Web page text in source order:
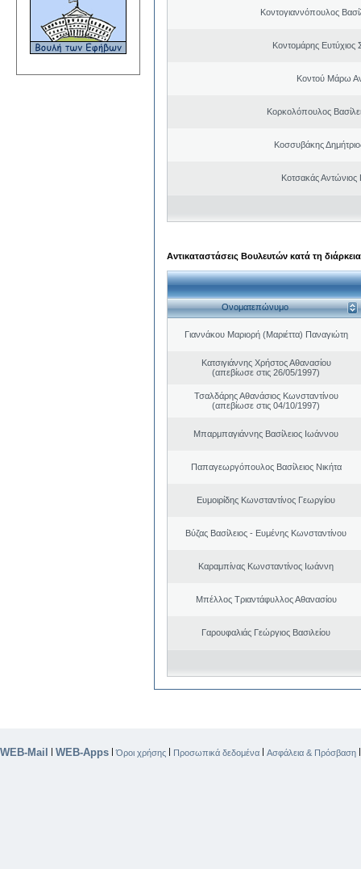
Κοντογιαννόπουλος
Κοντομάρης Ευτύχιος
Κοντού Μάρω
Κορκολόπουλος
Κοσσυβάκης
Κοτσακάς Αντώνιος
Αντικαταστάσεις Βουλευτών κατά τη
Ονοματεπώνυμο
Γιαννάκου Μαριορή (Μαριέττα) Παναγιώτη
Κατσιγιάννης Χρήστος Αθανασίου
(απεβίωσε στις 26/05/1997)
Τσαλδάρης Αθανάσιος Κωνσταντίνου
(απεβίωσε στις 04/10/1997)
Μπαρμπαγιάννης Βασίλειος Ιωάννου
Παπαγεωργόπουλος Βασίλειος Νικήτα
Ευμοιρίδης Κωνσταντίνος Γεωργίου
Βύζας Βασίλειος - Ευμένης Κωνσταντίνου
Καραμπίνας Κωνσταντίνος Ιωάννη
Μπέλλος Τριαντάφυλλος Αθανασίου
Γαρουφαλιάς Γεώργιος Βασιλείου
WEB-Mail | WEB-Apps |Όροι χρήσης | Προσωπικά δεδομένα | Ασφάλεια & Πρόσβαση